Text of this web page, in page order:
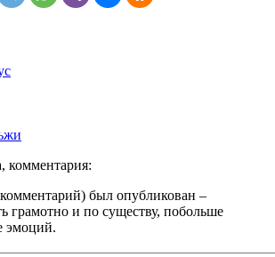
комментария:
был опубликован –
грамотно и по существу, побольше
эмоций.